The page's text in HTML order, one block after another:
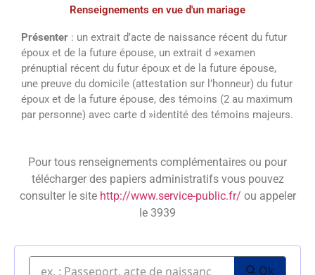
Renseignements en vue d'un mariage
Présenter : un extrait d’acte de naissance récent du futur
époux et de la future épouse, un extrait d »examen
prénuptial récent du futur époux et de la future épouse,
une preuve du domicile (attestation sur l’honneur) du futur
époux et de la future épouse, des témoins (2 au maximum
par personne) avec carte d »identité des témoins majeurs.
Pour tous renseignements complémentaires ou pour
télécharger des papiers administratifs vous pouvez
consulter le site http://www.service-public.fr/ ou appeler
le 3939
Ok